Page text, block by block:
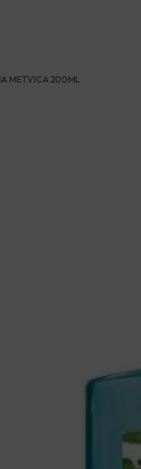
METVICA 200ML